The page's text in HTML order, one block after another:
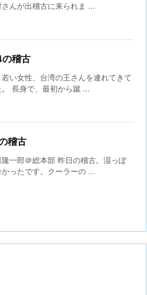
んが出稽古に来られま ...
稽古
い女性、台湾の王さんを連れてきて
長身で、最初から蹴 ...
稽古
一郎＠総本部 昨日の稽古。湿っぽ
かったです。クーラーの ...